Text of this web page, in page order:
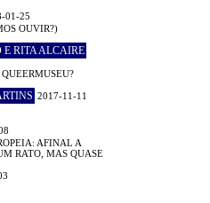
01-25
OUVIR?)
RITA ALCAIRE
2017-11-11
AFINAL A
RATO, MAS QUASE